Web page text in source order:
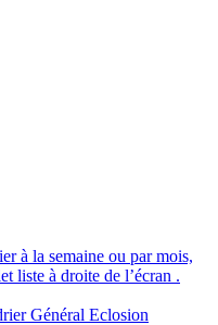
à la semaine ou par mois,
liste à droite de l’écran .
Général Eclosion